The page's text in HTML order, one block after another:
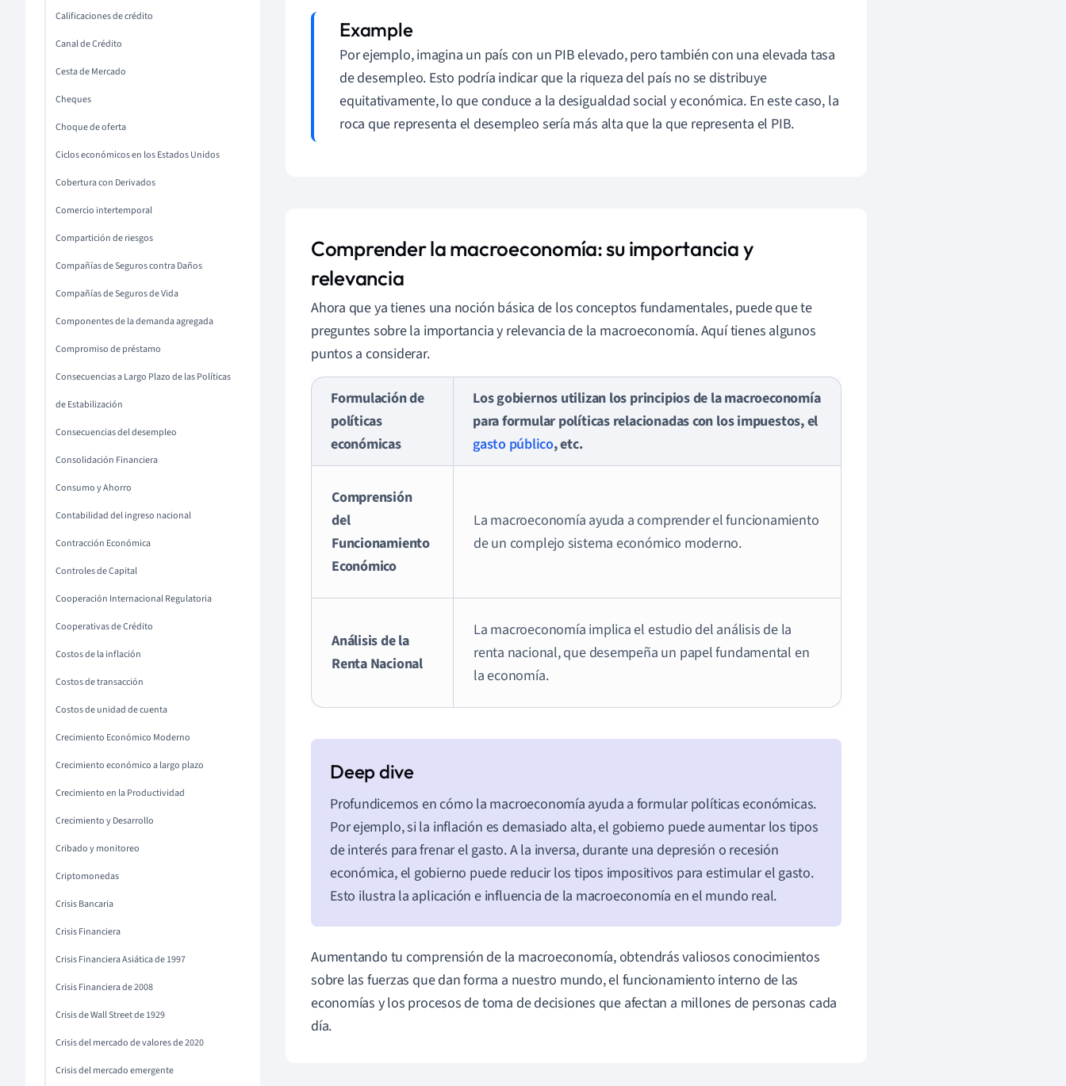
Calificaciones de crédito
Canal de Crédito
Cesta de Mercado
Cheques
Choque de oferta
Ciclos económicos en los Estados Unidos
Cobertura con Derivados
Comercio intertemporal
Compartición de riesgos
Compañías de Seguros contra Daños
Compañías de Seguros de Vida
Componentes de la demanda agregada
Compromiso de préstamo
Consecuencias a Largo Plazo de las Políticas
de Estabilización
Consecuencias del desempleo
Consolidación Financiera
Consumo y Ahorro
Contabilidad del ingreso nacional
Contracción Económica
Controles de Capital
Cooperación Internacional Regulatoria
Cooperativas de Crédito
Costos de la inflación
Costos de transacción
Costos de unidad de cuenta
Crecimiento Económico Moderno
Crecimiento económico a largo plazo
Crecimiento en la Productividad
Crecimiento y Desarrollo
Cribado y monitoreo
Criptomonedas
Crisis Bancaria
Crisis Financiera
Crisis Financiera Asiática de 1997
Crisis Financiera de 2008
Crisis de Wall Street de 1929
Crisis del mercado de valores de 2020
Crisis del mercado emergente
Por ejemplo, imagina un país con un PIB elevado, pero también con una elevada tasa
de desempleo. Esto podría indicar que la riqueza del país no se distribuye
equitativamente, lo que conduce a la desigualdad social y económica. En este caso, la
roca que representa el desempleo sería más alta que la que representa el PIB.
Comprender la macroeconomía: su importancia y
relevancia
Ahora que ya tienes una noción básica de los conceptos fundamentales, puede que te
preguntes sobre la importancia y relevancia de la macroeconomía. Aquí tienes algunos
puntos a considerar.
Formulación de
políticas
económicas
Los gobiernos utilizan los principios de la macroeconomía
para formular políticas relacionadas con los impuestos, el
gasto público, etc.
Comprensión
del
Funcionamiento
Económico
La macroeconomía ayuda a comprender el funcionamiento
de un complejo sistema económico moderno.
Análisis de la
Renta Nacional
La macroeconomía implica el estudio del análisis de la
renta nacional, que desempeña un papel fundamental en
la economía.
Profundicemos en cómo la macroeconomía ayuda a formular políticas económicas.
Por ejemplo, si la inflación es demasiado alta, el gobierno puede aumentar los tipos
de interés para frenar el gasto. A la inversa, durante una depresión o recesión
económica, el gobierno puede reducir los tipos impositivos para estimular el gasto.
Esto ilustra la aplicación e influencia de la macroeconomía en el mundo real.
Aumentando tu comprensión de la macroeconomía, obtendrás valiosos conocimientos
sobre las fuerzas que dan forma a nuestro mundo, el funcionamiento interno de las
economías y los procesos de toma de decisiones que afectan a millones de personas cada
día.